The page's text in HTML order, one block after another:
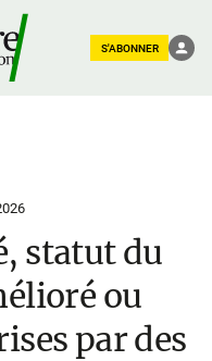
S'ABONNER
statut du
ou
par des